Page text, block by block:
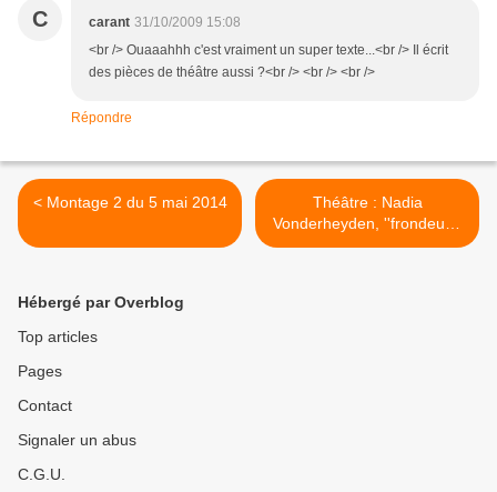
C carant 31/10/2009 15:08
<br /> Ouaaahhh c'est vraiment un super texte...<br /> Il écrit
des pièces de théâtre aussi ?<br /> <br /> <br />
Répondre
< Montage 2 du 5 mai 2014
Théâtre : Nadia
Vonderheyden, ''frondeuse
et batailleuse'' - Extrait
Hébergé par Overblog
Top articles
Pages
Contact
Signaler un abus
C.G.U.